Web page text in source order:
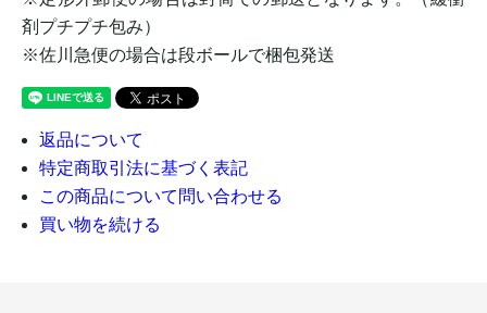
剤プチプチ包み）
※佐川急便の場合は段ボールで梱包発送
返品について
特定商取引法に基づく表記
この商品について問い合わせる
買い物を続ける